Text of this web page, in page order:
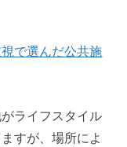
で選んだ公共施
ライフスタイル
すが、場所によ